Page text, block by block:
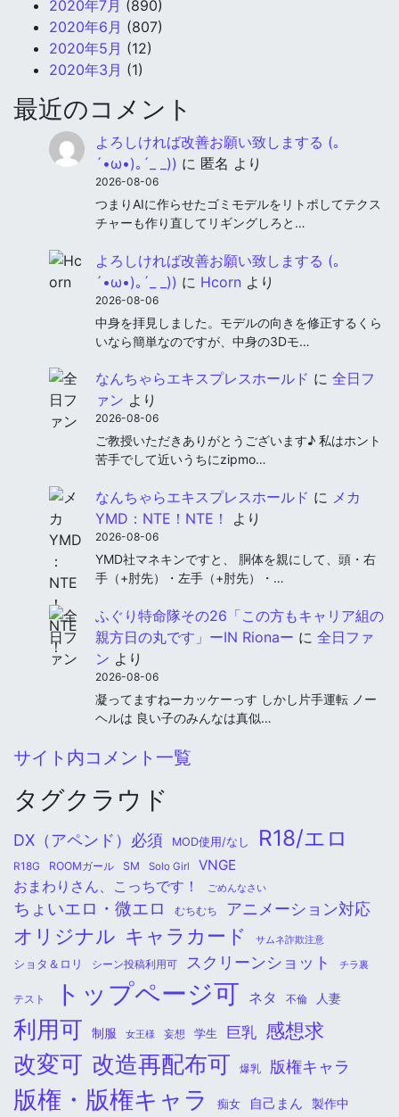
2020年7月 (890)
2020年6月 (807)
2020年5月 (12)
2020年3月 (1)
最近のコメント
よろしければ改善お願い致しまする (｡
´•ω•)｡´_ _)) に 匿名 より
2026-08-06
つまりAIに作らせたゴミモデルをリトポしてテクス
チャーも作り直してリギングしろと…
よろしければ改善お願い致しまする (｡
´•ω•)｡´_ _)) に Hcorn より
2026-08-06
中身を拝見しました。モデルの向きを修正するくら
いなら簡単なのですが、中身の3Dモ…
なんちゃらエキスプレスホールド に 全日フ
ァン より
2026-08-06
ご教授いただきありがとうございます♪ 私はホント
苦手でして近いうちにzipmo…
なんちゃらエキスプレスホールド に メカ
YMD：NTE！NTE！
より
2026-08-06
YMD社マネキンですと、 胴体を親にして、頭・右
手（+肘先）・左手（+肘先）・…
ふぐり特命隊その26「この方もキャリア組の
親方日の丸です」ーIN Rionaー に 全日ファ
ン より
2026-08-06
凝ってますねーカッケーっす しかし片手運転 ノー
ヘルは 良い子のみんなは真似…
サイト内コメント一覧
タグクラウド
DX（アペンド）必須 MOD使用/なし R18/エロ
R18G ROOMガール SM Solo Girl VNGE
おまわりさん、こっちです！ ごめんなさい
ちょいエロ・微エロ むちむち アニメーション対応
オリジナル キャラカード サムネ詐欺注意
ショタ＆ロリ シーン投稿利用可 スクリーンショット チラ裏
テスト トップページ可 ネタ 不倫 人妻
利用可 制服 女王様 妄想 学生 巨乳 感想求
改変可 改造再配布可 爆乳 版権キャラ
版権・版権キャラ 痴女 自己まん 製作中